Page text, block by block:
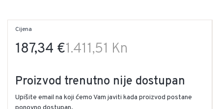
187,34 €1.411,51 Kn
Cijena
Proizvod trenutno nije dostupan
Upišite email na koji ćemo Vam javiti kada proizvod postane